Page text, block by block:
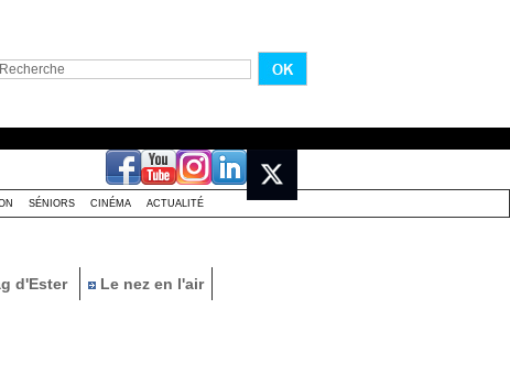
SÉNIORS CINÉMA ACTUALITÉ
d'Ester Le nez en l'air